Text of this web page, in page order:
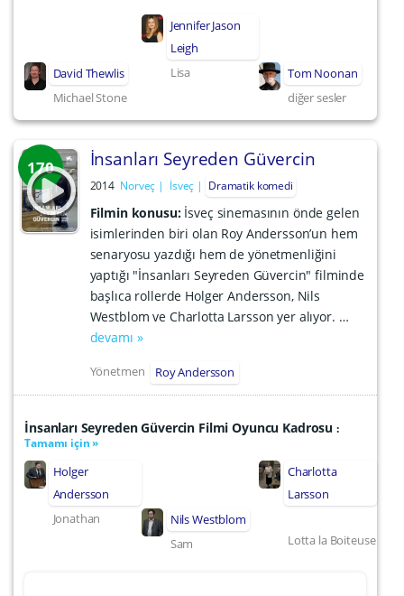
David Thewlis
Michael Stone
Jennifer Jason
Leigh
Lisa
Tom Noonan
diğer sesler
170 İnsanları Seyreden Güvercin
2014 Norveç İsveç Dramatik komedi
Filmin konusu: İsveç sinemasının önde gelen
isimlerinden biri olan Roy Andersson’un hem
senaryosu yazdığı hem de yönetmenliğini
yaptığı "İnsanları Seyreden Güvercin" filminde
başlıca rollerde Holger Andersson, Nils
Westblom ve Charlotta Larsson yer alıyor. …
devamı »
Yönetmen Roy Andersson
İnsanları Seyreden Güvercin Filmi Oyuncu Kadrosu:
Tamamı için »
Holger
Andersson
Jonathan
Nils Westblom
Sam
Charlotta
Larsson
Lotta la Boiteuse